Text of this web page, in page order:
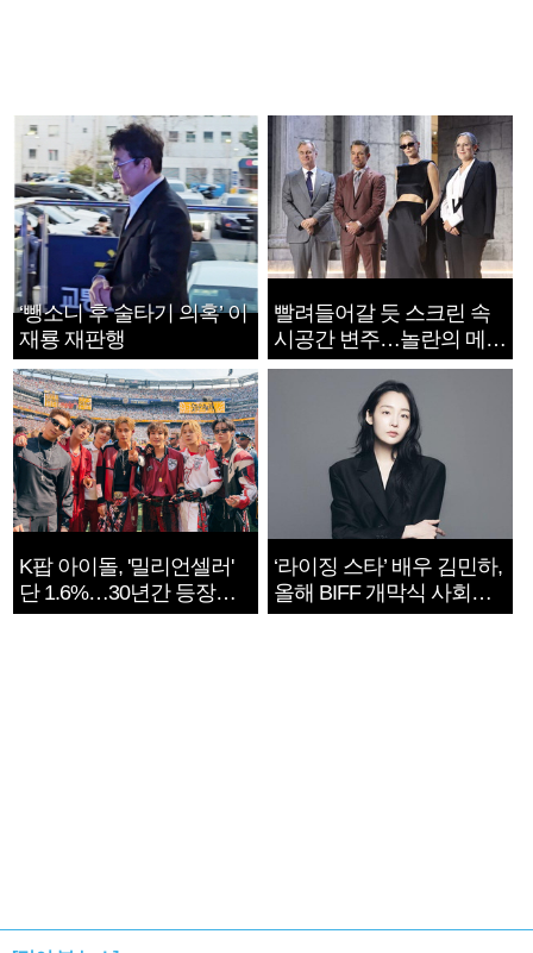
‘뺑소니 후 술타기 의혹’ 이
재룡 재판행
빨려들어갈 듯 스크린 속
시공간 변주…놀란의 메시
지는 ‘전쟁 속죄’
K팝 아이돌, '밀리언셀러'
단 1.6%…30년간 등장
1182개팀 전수조사
‘라이징 스타’ 배우 김민하,
올해 BIFF 개막식 사회자
확정